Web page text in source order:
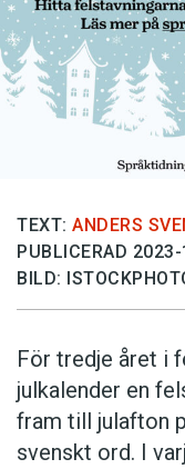
Annonsera
Prenumerera
Läs
TEXT: ANDERS
PUBLICERAD
BILD:
För tredje året i
julkalender en
fram till julafton
svenskt ord. I